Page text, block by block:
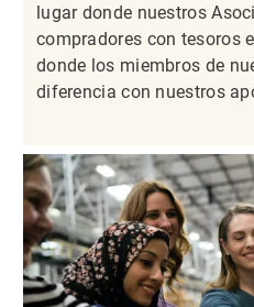
lugar donde nuestros
compradores con tesoros
donde los miembros de
diferencia con nuestros